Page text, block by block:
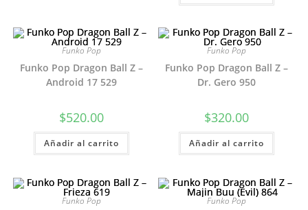
Funko Pop
Funko Pop Dragon Ball Z –
Android 17 529
$520.00
Añadir al carrito
Funko Pop
Funko Pop Dragon Ball Z –
Dr. Gero 950
$320.00
Añadir al carrito
Funko Pop Funko Pop